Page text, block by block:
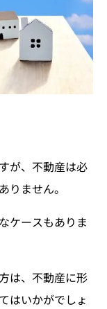
が、不動産は必
りません。
ケースもありま
は、不動産に形
はいかがでしょ